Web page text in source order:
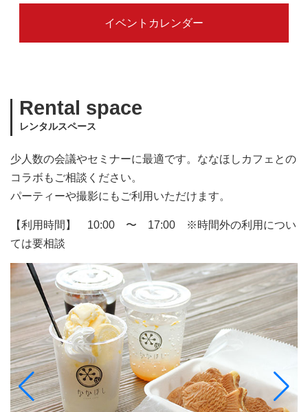
イベントカレンダー
Rental space
レンタルスペース
少人数の会議やセミナーに最適です。ななほしカフェとの
コラボもご相談ください。
パーティーや撮影にもご利用いただけます。
【利用時間】 10:00 〜 17:00 ※時間外の利用につい
ては要相談